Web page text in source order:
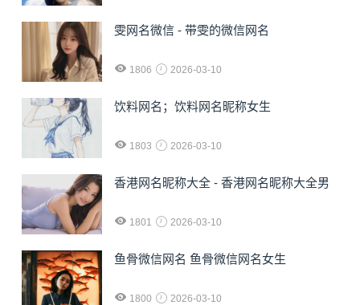
雯网名微信 - 带雯的微信网名
1806 2026-03-10
饮料网名；饮料网名昵称女生
1803 2026-03-10
香港网名昵称大全 - 香港网名昵称大全男
1801 2026-03-10
鱼骨微信网名 鱼骨微信网名女生
1800 2026-03-10